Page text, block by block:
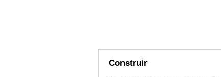
Construir